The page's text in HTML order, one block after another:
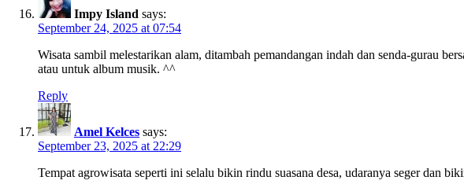
Impy Island says:
September 24, 2025 at 07:54
Wisata sambil melestarikan alam, ditambah pemandangan indah dan senda-gurau
atau untuk album musik. ^^
Reply
Amel Kelces says:
September 23, 2025 at 22:29
Tempat agrowisata seperti ini selalu bikin rindu suasana desa, udaranya seger dan